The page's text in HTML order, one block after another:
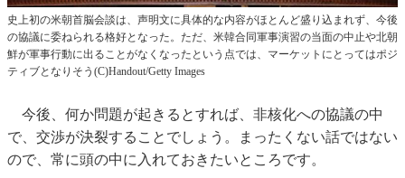
史上初の米朝首脳会談は、声明文に具体的な内容がほとんど盛り込まれず、今後
の協議に委ねられる格好となった。ただ、米韓合同軍事演習の当面の中止や北朝
鮮が軍事行動に出ることがなくなったという点では、マーケットにとってはポジ
ティブとなりそう(C)Handout/Getty Images
今後、何か問題が起きるとすれば、非核化への協議の中
で、交渉が決裂することでしょう。まったくない話ではない
ので、常に頭の中に入れておきたいところです。